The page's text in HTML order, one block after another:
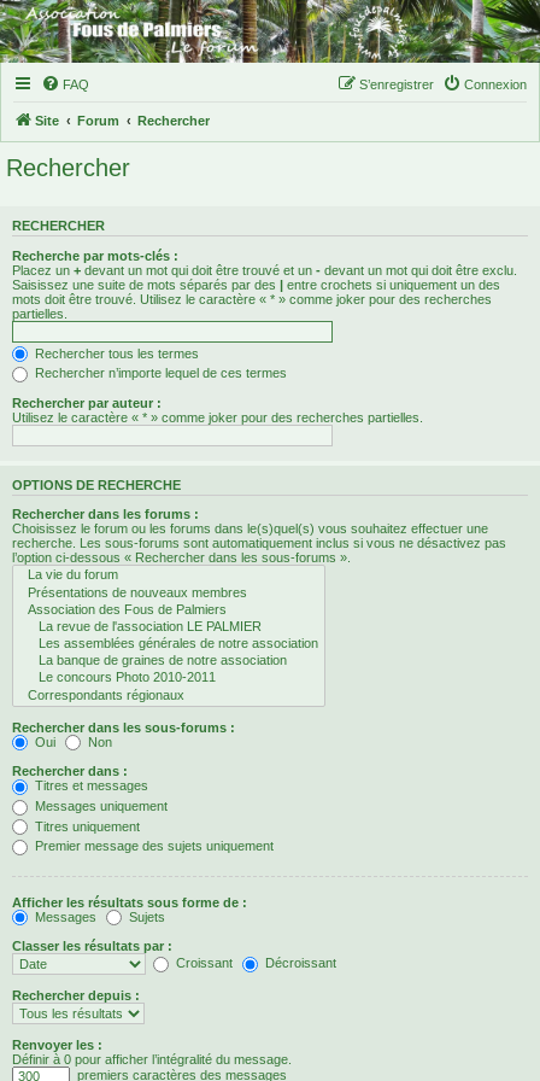
FAQ Connexion
S’enregistrer
Site Forum Rechercher
Rechercher
RECHERCHER
Recherche par mots-clés :
Placez un + devant un mot qui doit être trouvé et un - devant un mot qui doit être exclu.
Saisissez une suite de mots séparés par des | entre crochets si uniquement un des
mots doit être trouvé. Utilisez le caractère « * » comme joker pour des recherches
partielles.
Rechercher tous les termes
Rechercher n’importe lequel de ces termes
Rechercher par auteur :
Utilisez le caractère « * » comme joker pour des recherches partielles.
OPTIONS DE RECHERCHE
Rechercher dans les forums :
Choisissez le forum ou les forums dans le(s)quel(s) vous souhaitez effectuer une
recherche. Les sous-forums sont automatiquement inclus si vous ne désactivez pas
l’option ci-dessous « Rechercher dans les sous-forums ».
Rechercher dans les sous-forums :
Oui
Non
Rechercher dans :
Titres et messages
Messages uniquement
Titres uniquement
Premier message des sujets uniquement
Afficher les résultats sous forme de :
Messages
Sujets
Classer les résultats par :
Croissant
Décroissant
Rechercher depuis :
Renvoyer les :
Définir à 0 pour afficher l’intégralité du message.
premiers caractères des messages